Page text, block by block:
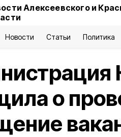
Алексеевского и
Новости Статьи Политика
о